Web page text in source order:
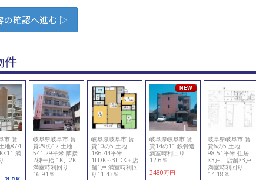
件
市 賃
地874
満
岐阜県岐阜市 賃
貸29の12 土地
541.29平米 隣接
2棟一括 1K、2K
満室時利回り
16.91％
岐阜県岐阜市 賃
貸10の5 土地
186.44平米
1LDK～3LDK＋店
舗1戸 満室時利回
り11.43％
NEW
岐阜県岐阜市 賃
貸14の11 鉄骨造
満室時利回り
12.6％
3480万円
岐阜県岐阜市 賃
貸6の5 土地
98.51平米 住居
×3戸、店舗×3戸
満室時利回り
14.18％